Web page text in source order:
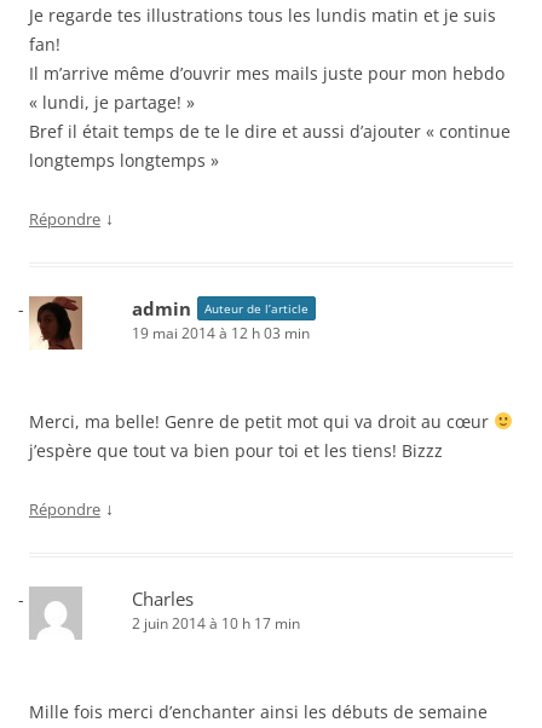
Je regarde tes illustrations tous les lundis matin et je suis
fan!
Il m’arrive même d’ouvrir mes mails juste pour mon hebdo
« lundi, je partage! »
Bref il était temps de te le dire et aussi d’ajouter « continue
longtemps longtemps »
Répondre ↓
admin Auteur de l’article
19 mai 2014 à 12 h 03 min
Merci, ma belle! Genre de petit mot qui va droit au cœur
j’espère que tout va bien pour toi et les tiens! Bizzz
Répondre ↓
Charles
2 juin 2014 à 10 h 17 min
Mille fois merci d’enchanter ainsi les débuts de semaine